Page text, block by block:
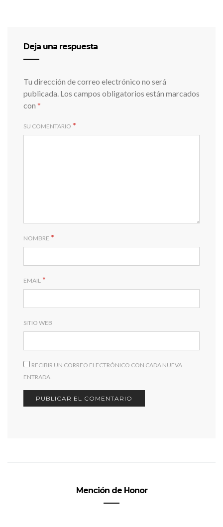
Deja una respuesta
Tu dirección de correo electrónico no será
publicada. Los campos obligatorios están marcados
con *
SU COMENTARIO *
NOMBRE *
EMAIL *
SITIO WEB
RECIBIR UN CORREO ELECTRÓNICO CON CADA NUEVA
ENTRADA.
Mención de Honor